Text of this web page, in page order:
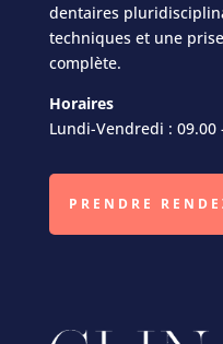
dentaires
techniques et une
complète.
Horaires
Lundi-Vendredi : 09.00
PRENDRE